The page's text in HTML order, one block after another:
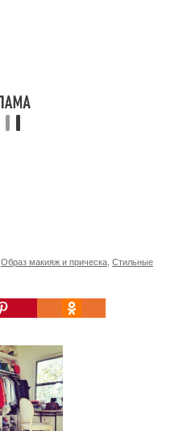
Образ макияж и прическа Стильные